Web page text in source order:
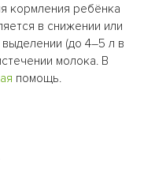
кормления ребёнка
в снижении или
(до 4–5 л в
молока. В
помощь.